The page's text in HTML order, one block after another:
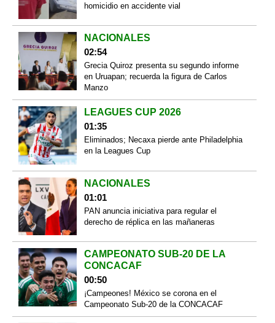
homicidio en accidente vial
NACIONALES
02:54
Grecia Quiroz presenta su segundo informe
en Uruapan; recuerda la figura de Carlos
Manzo
LEAGUES CUP 2026
01:35
Eliminados; Necaxa pierde ante Philadelphia
en la Leagues Cup
NACIONALES
01:01
PAN anuncia iniciativa para regular el
derecho de réplica en las mañaneras
CAMPEONATO SUB-20 DE LA
CONCACAF
00:50
¡Campeones! México se corona en el
Campeonato Sub-20 de la CONCACAF